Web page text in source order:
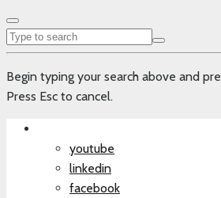
Begin typing your search above and
Press Esc to cancel.
youtube
linkedin
facebook